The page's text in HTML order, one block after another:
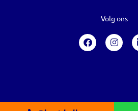
Volg ons